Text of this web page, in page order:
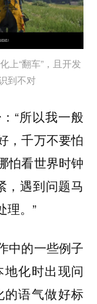
上“翻车”，且开发
到不对
“所以我一般
，千万不要怕
怕看世界时钟
，遇到问题马
理。”
中的一些例子
化时出现问
语气做好标